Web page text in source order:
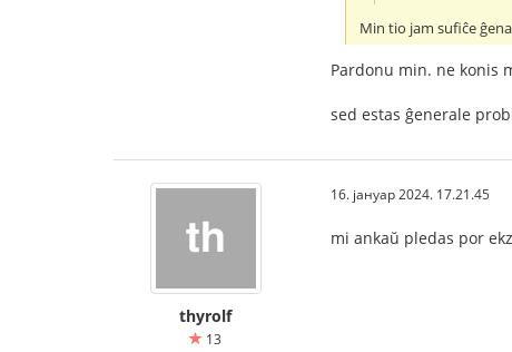
Min tio jam sufiĉe
Pardonu min. ne konis
sed estas ĝenerale
thyrolf
13
16. јануар 2024. 17.21.45
mi ankaŭ pledas por